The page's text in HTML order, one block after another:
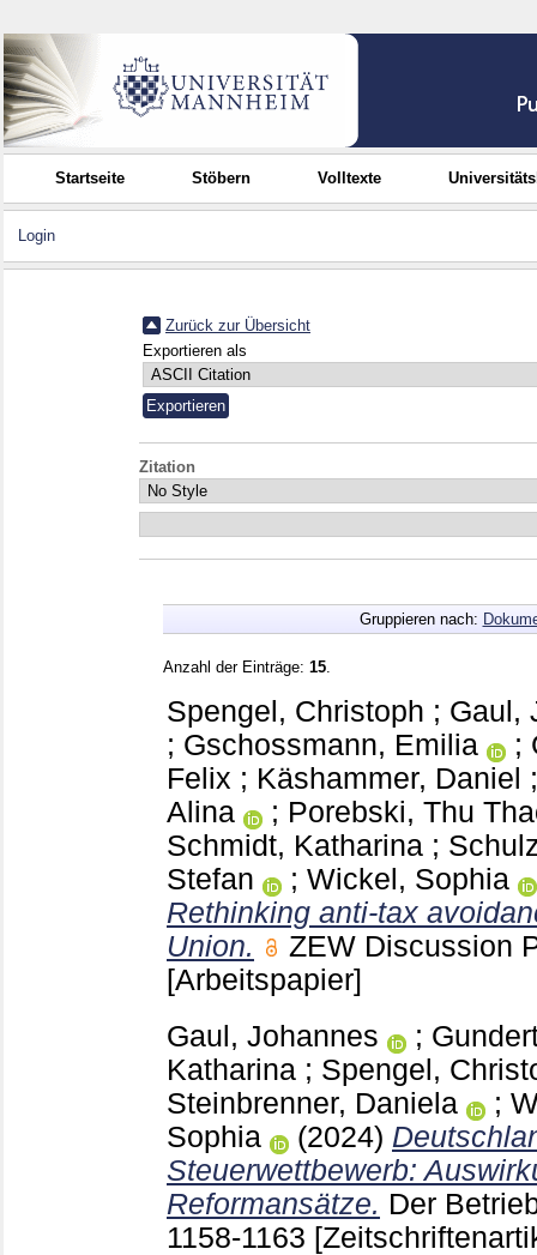
Startseite Stöbern Volltexte
Login
Zurück zur Übersicht
Exportieren als
Zitation
Gruppieren nach:
Anzahl der Einträge: 15
Spengel, Christoph ; Gaul,
; Gschossmann, Emilia ;
Felix ; Käshammer, Daniel
Alina
; Porebski, Thu
Schmidt, Katharina ;
Stefan
; Wickel, Sophia
Rethinking anti-tax
Union.
ZEW Discussion
[Arbeitspapier]
Gaul, Johannes
;
Katharina ; Spengel,
Steinbrenner, Daniela
;
Sophia
(2024)
Steuerwettbewerb:
Reformansätze. Der
1158-1163